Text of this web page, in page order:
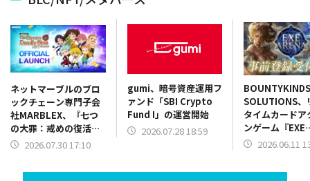
ネットマーブルのブロ
ックチェーン専門子会
社MARBLEX、『七つ
の大罪：戒めの復活
NFT』を正式リリース
2026.07.30 17:10
gumi、暗号資産運用フ
ァンド「SBI Crypto
Fund I」の運営開始
2026.07.28 18:59
BOUNTYKINDS
SOLUTIONS、
タイムカードア
ンゲーム『EXE
ARENA』が事
2026.06.11